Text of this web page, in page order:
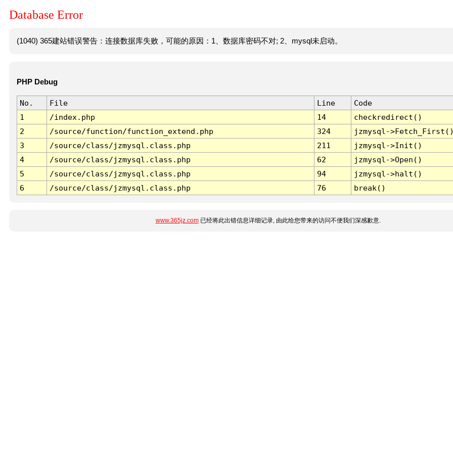
Database Error
(1040) 365建站错误警告：连接数据库失败，可能的原因：1、数据库密码不对; 2、mysql未启动。
PHP Debug
No. File Line
Code
1
/index.php 14
checkredirect()
2
/source/function/function_extend.php 324
jzmysql-
3
/source/class/jzmysql.class.php 211
jzmysql->Init()
4
/source/class/jzmysql.class.php 62
jzmysql->Open()
5
/source/class/jzmysql.class.php 94
jzmysql->halt()
6
/source/class/jzmysql.class.php 76 break()
www.365jz.com已经将此出错信息详细记录, 由此给您带来的访问不便我们深感歉意.